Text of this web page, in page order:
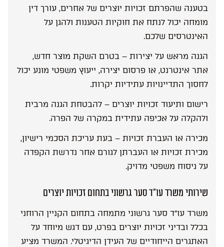
בטענה שהפרתם זכויות יוצרים של אחרים, עורך דין
מומחה יכול לנתח את חוקיות הטענות ולהגן על
האינטרסים שלכם.
הגנה מראש על יצירות – בטרם השקת מוצר חדש,
אתר אינטרנט, או פרסום יצירה, ייעוץ משפטי מונע יכול
לחסוך התדיינויות עתידיות יקרות.
רישום ותיעוד זכויות יוצרים – להבטחת הגנה מרבית
ולהקלה על אכיפה עתידית במקרה של הפרה.
מכירה או העברת זכויות – בעת עריכת הסכמי רישיון,
מכירת זכויות או העברתן לגורם אחר נדרשת הקפדה
על ניסוח משפטי מדויק.
שירותי משרד עו”ד סער גרשוני בתחום זכויות יוצרים
משרד עו”ד סער גרשוני מתמחה בתחום הקניין הרוחני
בכלל ובדיני זכויות יוצרים בפרט, עם דגש מיוחד על
האתגרים הייחודיים של העידן הדיגיטלי. המשרד מציע